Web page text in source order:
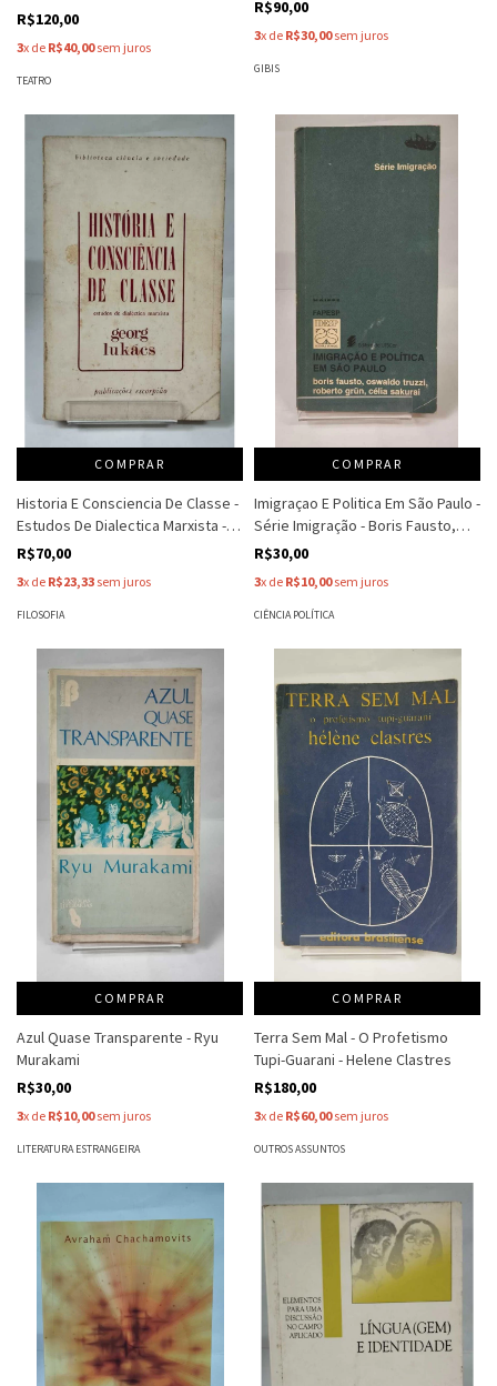
R$120,00
3x de R$40,00sem juros
TEATRO
R$90,00
3x de R$30,00sem juros
GIBIS
COMPRAR
Historia E Consciencia De Classe -
Estudos De Dialectica Marxista -
Georg Lukacs
R$70,00
3x de R$23,33 sem juros
FILOSOFIA
COMPRAR
Imigraçao E Politica Em São Paulo -
Série Imigração - Boris Fausto,
Oswaldo Truzzi, Roberto Grun
R$30,00
3x de R$10,00sem juros
CIÊNCIA POLÍTICA
COMPRAR
Azul Quase Transparente - Ryu
Murakami
R$30,00
3x de R$10,00sem juros
LITERATURA ESTRANGEIRA
COMPRAR
Terra Sem Mal - O Profetismo
Tupi-Guarani - Helene Clastres
R$180,00
3x de R$60,00sem juros
OUTROS ASSUNTOS